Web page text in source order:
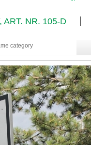
ART. NR. 105-D
category